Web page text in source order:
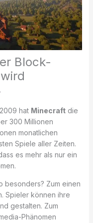
Block-
hat Minecraftdie
300 Millionen
monatlichen
Spiele aller Zeiten.
es mehr als nur ein
besonders? Zum einen
Spieler können ihre
gestalten. Zum
Phänomen